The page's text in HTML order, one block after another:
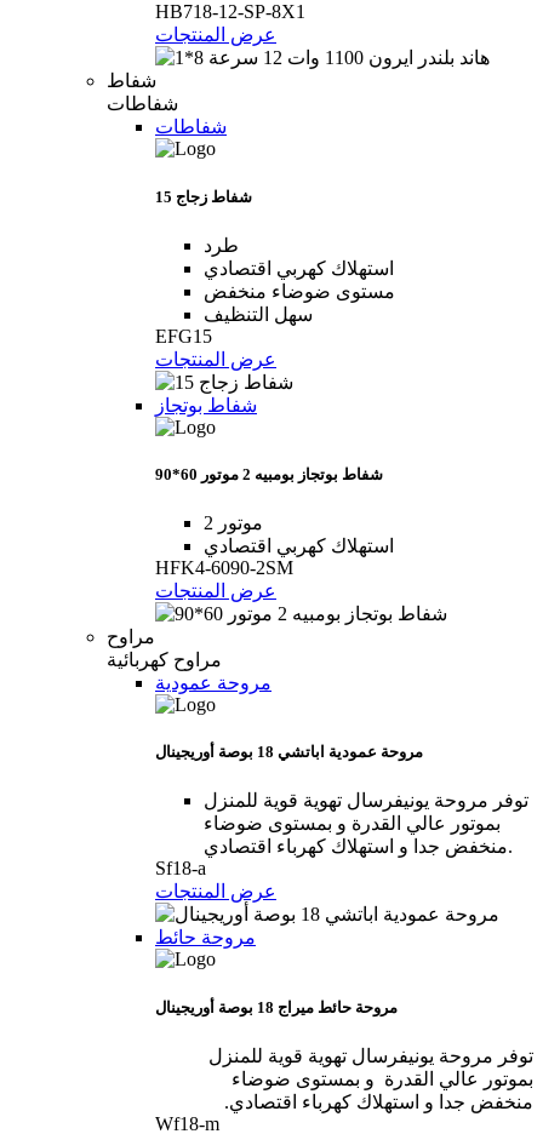
HB718-12-SP-8X1
عرض المنتجات
شفاط
شفاطات
شفاطات
شفاط زجاج 15
طرد
استهلاك كهربي اقتصادي
مستوى ضوضاء منخفض
سهل التنظيف
EFG15
عرض المنتجات
شفاط بوتجاز
شفاط بوتجاز بومبيه 2 موتور 60*90
2 موتور
استهلاك كهربي اقتصادي
HFK4-6090-2SM
عرض المنتجات
مراوح
مراوح كهربائية
مروحة عمودية
مروحة عمودية اباتشي 18 بوصة أوريجينال
توفر مروحة يونيفرسال تهوية قوية للمنزل
بموتور عالي القدرة و بمستوى ضوضاء
منخفض جدا و استهلاك كهرباء اقتصادي.
Sf18-a
عرض المنتجات
مروحة حائط
مروحة حائط ميراج 18 بوصة أوريجينال
توفر مروحة يونيفرسال تهوية قوية للمنزل
بموتور عالي القدرة و بمستوى ضوضاء
منخفض جدا و استهلاك كهرباء اقتصادي.
Wf18-m